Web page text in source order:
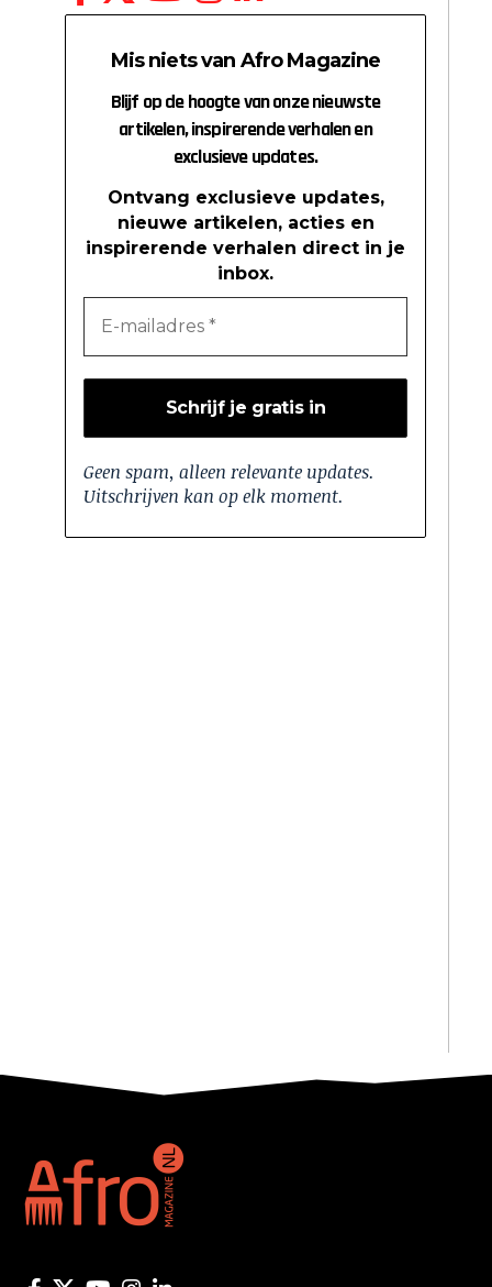
Mis niets van Afro Magazine
Blijf op de hoogte van onze nieuwste
artikelen, inspirerende verhalen en
exclusieve updates.
Ontvang exclusieve updates,
nieuwe artikelen, acties en
inspirerende verhalen direct in je
inbox.
Geen spam, alleen relevante updates.
Uitschrijven kan op elk moment.